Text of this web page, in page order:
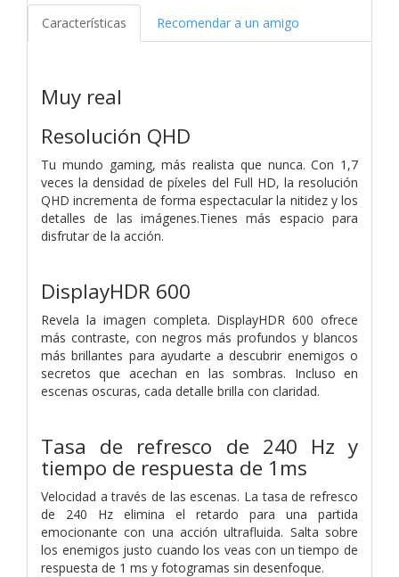
Características Recomendar a un amigo
Muy real
Resolución QHD
Tu mundo gaming, más realista que nunca. Con 1,7
veces la densidad de píxeles del Full HD, la resolución
QHD incrementa de forma espectacular la nitidez y los
detalles de las imágenes.Tienes más espacio para
disfrutar de la acción.
DisplayHDR 600
Revela la imagen completa. DisplayHDR 600 ofrece
más contraste, con negros más profundos y blancos
más brillantes para ayudarte a descubrir enemigos o
secretos que acechan en las sombras. Incluso en
escenas oscuras, cada detalle brilla con claridad.
Tasa de refresco de 240 Hz y
tiempo de respuesta de 1ms
Velocidad a través de las escenas. La tasa de refresco
de 240 Hz elimina el retardo para una partida
emocionante con una acción ultrafluida. Salta sobre
los enemigos justo cuando los veas con un tiempo de
respuesta de 1 ms y fotogramas sin desenfoque.